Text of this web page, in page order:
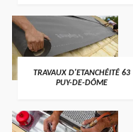
TRAVAUX D'ETANCHÉITÉ 63
PUY-DE-DÔME